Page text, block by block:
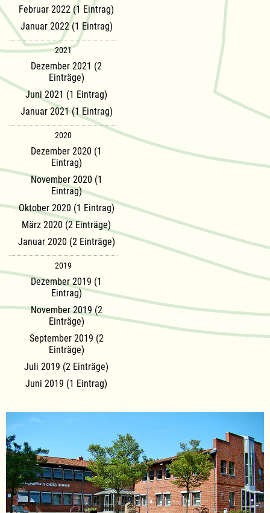
Februar 2022 (1 Eintrag)
Januar 2022 (1 Eintrag)
2021
Dezember 2021 (2
Einträge)
Juni 2021 (1 Eintrag)
Januar 2021 (1 Eintrag)
2020
Dezember 2020 (1
Eintrag)
November 2020 (1
Eintrag)
Oktober 2020 (1 Eintrag)
März 2020 (2 Einträge)
Januar 2020 (2 Einträge)
2019
Dezember 2019 (1
Eintrag)
November 2019 (2
Einträge)
September 2019 (2
Einträge)
Juli 2019 (2 Einträge)
Juni 2019 (1 Eintrag)